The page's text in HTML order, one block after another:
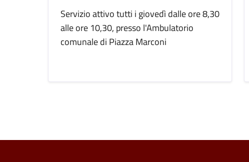
Servizio attivo tutti i giovedì dalle ore 8,30
alle ore 10,30, presso l'Ambulatorio
comunale di Piazza Marconi